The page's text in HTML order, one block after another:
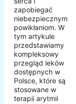
zapobiegać
niebezpiecznym
powikłaniom. W
tym artykule
przedstawiamy
kompleksowy
przegląd leków
dostępnych w
Polsce, które są
stosowane w
terapii arytmii